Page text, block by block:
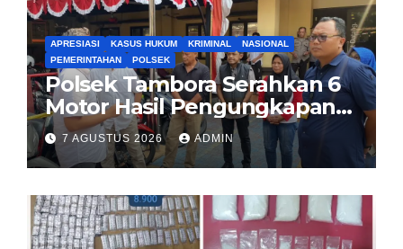
APRESIASI KASUS HUKUM KRIMINAL
NASIONAL
PEMERINTAHAN
POLSEK
Polsek Tambora Serahkan 6
Motor Hasil Pengungkapan
Kasus Curanmor Kepada
Pemilik Yang sah
7 AGUSTUS 2026 ADMIN